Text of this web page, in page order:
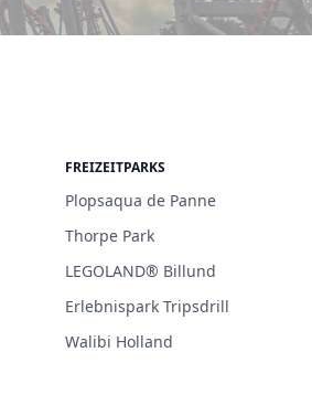
FREIZEITPARKS
Plopsaqua de Panne
Thorpe Park
LEGOLAND® Billund
Erlebnispark Tripsdrill
Walibi Holland